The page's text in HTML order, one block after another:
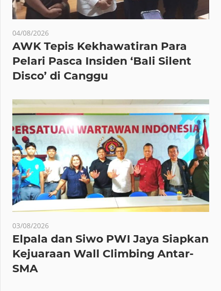
04/08/2026
AWK Tepis Kekhawatiran Para
Pelari Pasca Insiden ‘Bali Silent
Disco’ di Canggu
03/08/2026
Elpala dan Siwo PWI Jaya Siapkan
Kejuaraan Wall Climbing Antar-
SMA